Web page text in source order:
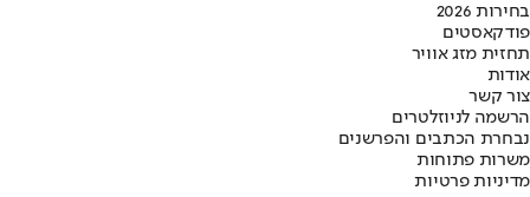
בחירות 2026
פודקאסטים
תחזית מזג אוויר
אודות
צור קשר
הרשמה לניוזלטרים
נבחרת הכתבים והפרשנים
משרות פתוחות
מדיניות פרטיות